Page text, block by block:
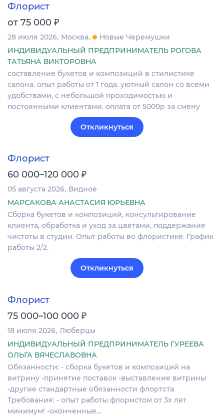
Флорист
от 75 000 ₽
28 июля 2026 Москва
Новые Черемушки
ИНДИВИДУАЛЬНЫЙ ПРЕДПРИНИМАТЕЛЬ РОГОВА
ТАТЬЯНА ВИКТОРОВНА
составление букетов и композиций в стилистике
салона. опыт работы от 1 года. уютный салон со всеми
удобствами, с небольшой проходимостью и
постоянными клиентами. оплата от 5000р за смену
Откликнуться
Флорист
60 000–120 000 ₽
05 августа 2026 Видное
МАРСАКОВА АНАСТАСИЯ ЮРЬЕВНА
Сборка букетов и композиций, консультирование
клиента, обработка и уход за цветами, поддержание
чистоты в студии. Опыт работы во флористике. График
работы 2/2.
Откликнуться
Флорист
75 000–100 000 ₽
18 июля 2026 Люберцы
ИНДИВИДУАЛЬНЫЙ ПРЕДПРИНИМАТЕЛЬ ГУРЕЕВА
ОЛЬГА ВЯЧЕСЛАВОВНА
Обязанности: - сборка букетов и композиций на
витрину -принятие поставок -выставление витрины
-другие стандартные обязанности флортста
Требования: - опыт работы флористом от 3х лет
минимум! -оконченные…